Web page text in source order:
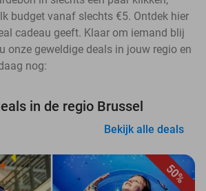
budget vanaf slechts €5. Ontdek hier
cadeau geeft. Klaar om iemand blij
onze geweldige deals in jouw regio en
nog:
in de regio Brussel
Bekijk alle deals
50%